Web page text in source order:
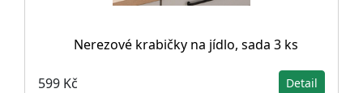
Nerezové krabičky na jídlo, sada 3 ks
599 Kč Detail